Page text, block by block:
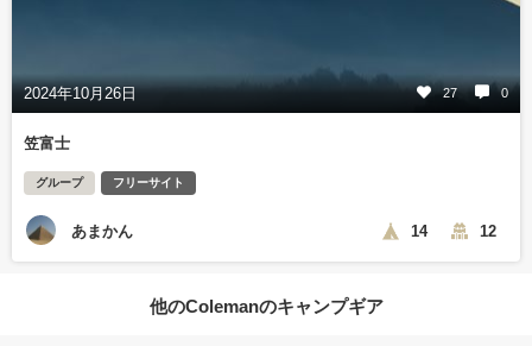
2024年10月26日 27 0
笠富士
グループ フリーサイト
あまかん 14 12
他のColemanのキャンプギア